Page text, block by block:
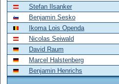
Stefan Ilsanker
Benjamin Sesko
Ikoma Lois Openda
Nicolas Seiwald
David Raum
Marcel Halstenberg
Benjamin Henrichs